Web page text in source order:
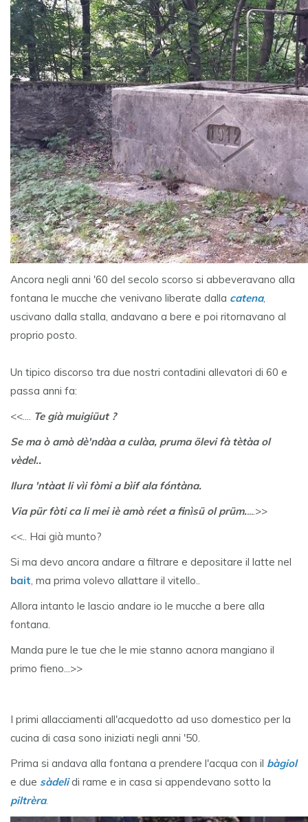
Ancora negli anni '60 del secolo scorso si abbeveravano alla
fontana le mucche che venivano liberate dalla catena,
uscivano dalla stalla, andavano a bere e poi ritornavano al
proprio posto.
Un tipico discorso tra due nostri contadini allevatori di 60 e
passa anni fa:
<<.... Te già muigiüut ?
Se ma ò amò dè'ndàa a culàa, pruma ölevi fà tètàa ol
vèdel..
Ilura 'ntàat li vìi fòmi a bìif ala fóntàna.
Via pür fòti ca li mei iè amò réet a finìsü ol prüm.....>>
<<.. Hai già munto?
Si ma devo ancora andare a filtrare e depositare il latte nel
bait, ma prima volevo allattare il vitello..
Allora intanto le lascio andare io le mucche a bere alla
fontana.
Manda pure le tue che le mie stanno acnora mangiano il
primo fieno...>>
I primi allacciamenti all'acquedotto ad uso domestico per la
cucina di casa sono iniziati negli anni '50.
Prima si andava alla fontana a prendere l'acqua con il bàgiol
e due sàdeli di rame e in casa si appendevano sotto la
piltrèra.